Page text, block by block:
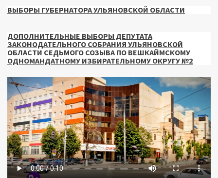
ВЫБОРЫ ГУБЕРНАТОРА УЛЬЯНОВСКОЙ ОБЛАСТИ
ДОПОЛНИТЕЛЬНЫЕ ВЫБОРЫ ДЕПУТАТА
ЗАКОНОДАТЕЛЬНОГО СОБРАНИЯ УЛЬЯНОВСКОЙ
ОБЛАСТИ СЕДЬМОГО СОЗЫВА ПО ВЕШКАЙМСКОМУ
ОДНОМАНДАТНОМУ ИЗБИРАТЕЛЬНОМУ ОКРУГУ №2